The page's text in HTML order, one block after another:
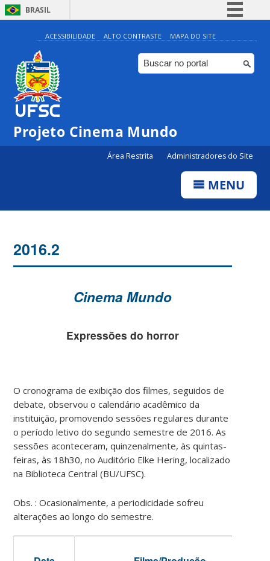
BRASIL
Simplifique!
Comunica BR
Participe
ACESSIBILIDADE ALTO CONTRASTE MAPA DO SITE
Projeto Cinema Mundo
Área Restrita Administradores do Site
MENU
2016.2
Cinema Mundo
Expressões do horror
O cronograma de exibição dos filmes, seguidos de
debate, observou o calendário acadêmico da
instituição, promovendo sessões regulares durante
o período letivo do segundo semestre de 2016. As
sessões aconteceram, quinzenalmente, às quintas-
feiras, às 18h30, no Auditório Elke Hering, localizado
na Biblioteca Central (BU/UFSC).
Obs. : Ocasionalmente, a periodicidade sofreu
alterações ao longo do semestre.